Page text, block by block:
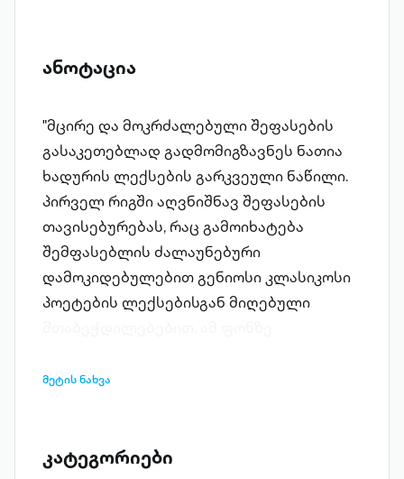
ანოტაცია
"მცირე და მოკრძალებული შეფასების
გასაკეთებლად გადმომიგზავნეს ნათია
ხადურის ლექსების გარკვეული ნაწილი.
პირველ რიგში აღვნიშნავ შეფასების
თავისებურებას, რაც გამოიხატება
შემფასებლის ძალაუნებური
დამოკიდებულებით გენიოსი კლასიკოსი
პოეტების ლექსებისგან მიღებული
ავტორის ჩანაფიქრის სიღრმე და აზრის
ლექსშიც კი არ მეორდება. ლექსები
მეტის ნახვა
კატეგორიები